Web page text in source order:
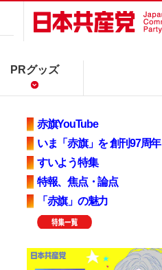
PRグッズ
赤旗YouTube
いま「赤旗」を 創刊97周年
すいよう特集
特報、焦点・論点
「赤旗」の魅力